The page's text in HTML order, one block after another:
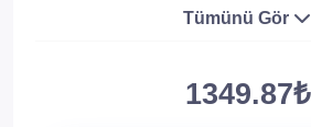
Tümünü Gör
1349.87₺